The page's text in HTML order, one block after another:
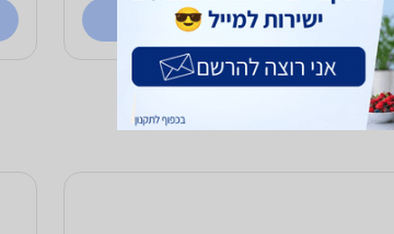
לפרטים נוספים